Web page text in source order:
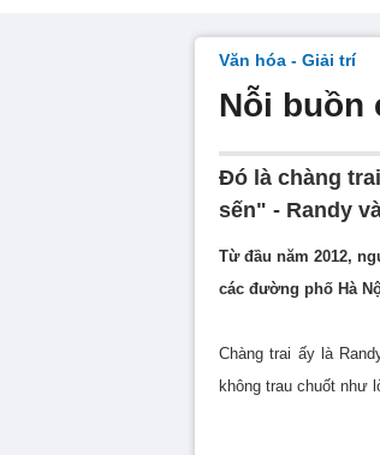
Văn hóa - Giải trí
Nỗi buồn
Đó là chàng
sến" - Randy
Từ đầu năm 2012,
các đường phố Hà
Chàng trai ấy là
không trau chuốt như